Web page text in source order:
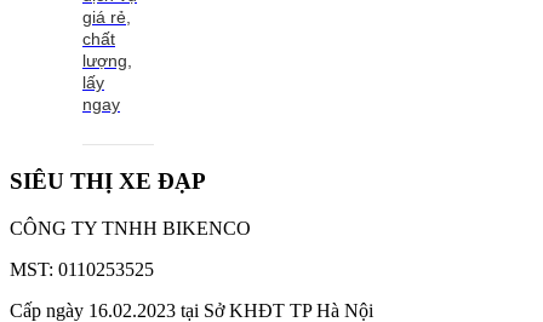
giá rẻ,
chất
lượng,
lấy
ngay
SIÊU THỊ XE ĐẠP
CÔNG TY TNHH BIKENCO
MST: 0110253525
Cấp ngày 16.02.2023 tại Sở KHĐT TP Hà Nội